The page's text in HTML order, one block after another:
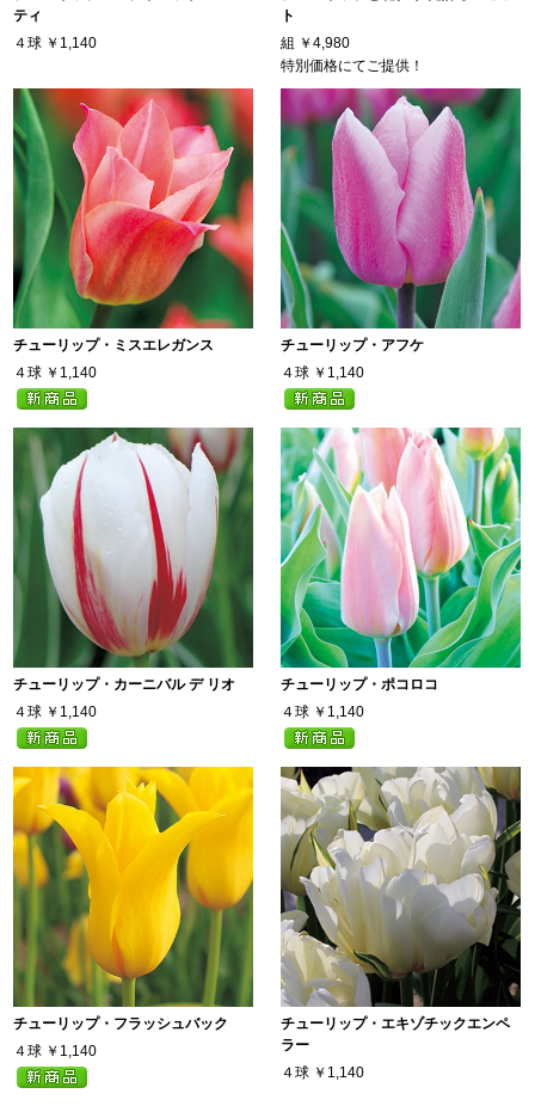
ティ
４球 ￥1,140
ト
組 ￥4,980
特別価格にてご提供！
チューリップ・ミスエレガンス
４球 ￥1,140
チューリップ・アフケ
４球 ￥1,140
チューリップ・カーニバル デ リオ
４球 ￥1,140
チューリップ・ポコロコ
４球 ￥1,140
チューリップ・フラッシュバック
４球 ￥1,140
チューリップ・エキゾチックエンペ
ラー
４球 ￥1,140